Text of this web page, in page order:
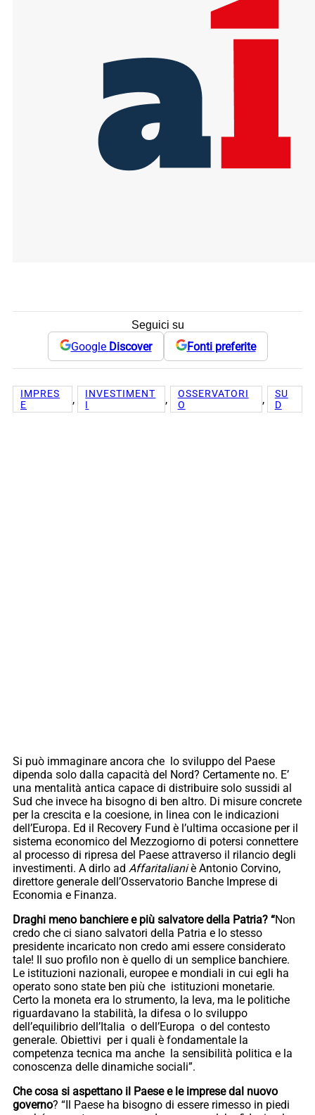
Seguici su
Google Discover Fonti preferite
IMPRES
E
,
INVESTIMENT
I
,
OSSERVATORI
O
,
SU
D
Si può immaginare ancora che lo sviluppo del Paese
dipenda solo dalla capacità del Nord? Certamente no. E’
una mentalità antica capace di distribuire solo sussidi al
Sud che invece ha bisogno di ben altro. Di misure concrete
per la crescita e la coesione, in linea con le indicazioni
dell’Europa. Ed il Recovery Fund è l’ultima occasione per il
sistema economico del Mezzogiorno di potersi connettere
al processo di ripresa del Paese attraverso il rilancio degli
investimenti. A dirlo ad Affaritalianiè Antonio Corvino,
direttore generale dell’Osservatorio Banche Imprese di
Economia e Finanza.
Draghi meno banchiere e più salvatore della Patria? “Non
credo che ci siano salvatori della Patria e lo stesso
presidente incaricato non credo ami essere considerato
tale! Il suo profilo non è quello di un semplice banchiere.
Le istituzioni nazionali, europee e mondiali in cui egli ha
operato sono state ben più che istituzioni monetarie.
Certo la moneta era lo strumento, la leva, ma le politiche
riguardavano la stabilità, la difesa o lo sviluppo
dell’equilibrio dell’Italia o dell’Europa o del contesto
generale. Obiettivi per i quali è fondamentale la
competenza tecnica ma anche la sensibilità politica e la
conoscenza delle dinamiche sociali”.
Che cosa si aspettano il Paese e le imprese dal nuovo
governo? “Il Paese ha bisogno di essere rimesso in piedi